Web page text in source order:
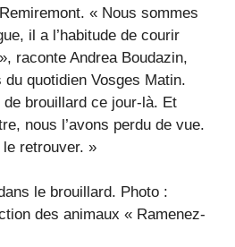
« Nous sommes
il a l’habitude de courir
raconte Andrea Boudazin,
du quotidien Vosges Matin.
brouillard ce jour-là. Et
nous l’avons perdu de vue.
retrouver. »
le brouillard. Photo :
des animaux « Ramenez-